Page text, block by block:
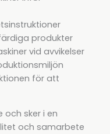
produkter
vid avvikelser
för att
och sker i en
och samarbete